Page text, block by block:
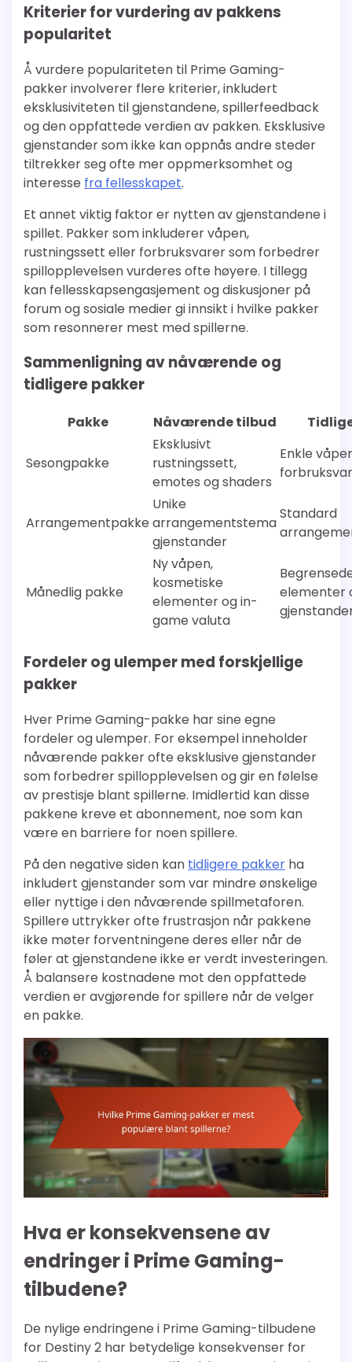
Kriterier for vurdering av pakkens
popularitet
Å vurdere populariteten til Prime Gaming-
pakker involverer flere kriterier, inkludert
eksklusiviteten til gjenstandene, spillerfeedback
og den oppfattede verdien av pakken. Eksklusive
gjenstander som ikke kan oppnås andre steder
tiltrekker seg ofte mer oppmerksomhet og
interesse fra fellesskapet.
Et annet viktig faktor er nytten av gjenstandene i
spillet. Pakker som inkluderer våpen,
rustningssett eller forbruksvarer som forbedrer
spillopplevelsen vurderes ofte høyere. I tillegg
kan fellesskapsengasjement og diskusjoner på
forum og sosiale medier gi innsikt i hvilke pakker
som resonnerer mest med spillerne.
Sammenligning av nåværende og
tidligere pakker
Pakke Nåværende tilbud
Sesongpakke
Eksklusivt
rustningssett,
emotes og shaders
Enkle
Arrangementpakke
Unike
arrangementstema
gjenstander
Standard
Månedlig pakke
Ny våpen,
kosmetiske
elementer og in-
game valuta
elementer
Fordeler og ulemper med forskjellige
pakker
Hver Prime Gaming-pakke har sine egne
fordeler og ulemper. For eksempel inneholder
nåværende pakker ofte eksklusive gjenstander
som forbedrer spillopplevelsen og gir en følelse
av prestisje blant spillerne. Imidlertid kan disse
pakkene kreve et abonnement, noe som kan
være en barriere for noen spillere.
På den negative siden kan tidligere pakker ha
inkludert gjenstander som var mindre ønskelige
eller nyttige i den nåværende spillmetaforen.
Spillere uttrykker ofte frustrasjon når pakkene
ikke møter forventningene deres eller når de
føler at gjenstandene ikke er verdt investeringen.
Å balansere kostnadene mot den oppfattede
verdien er avgjørende for spillere når de velger
en pakke.
Hva er konsekvensene av
endringer i Prime Gaming-
tilbudene?
De nylige endringene i Prime Gaming-tilbudene
for Destiny 2 har betydelige konsekvenser for